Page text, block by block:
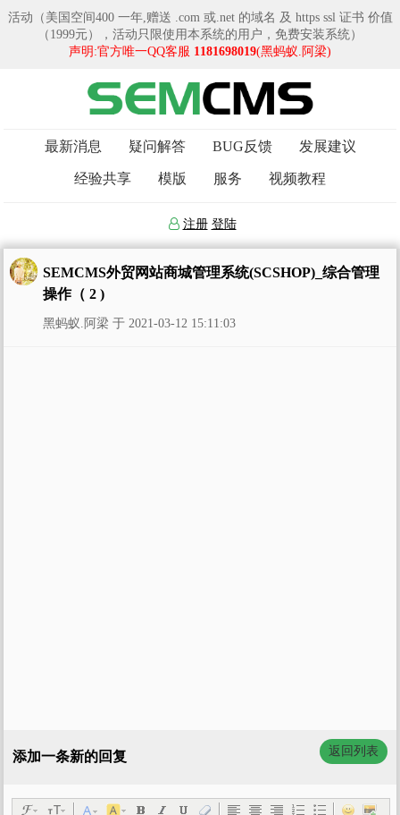
活动（美国空间400 一年,赠送 .com 或.net 的域名 及 https ssl 证书 价值
（1999元），活动只限使用本系统的用户，免费安装系统）
声明:官方唯一QQ客服 1181698019(黑蚂蚁.阿梁)
最新消息 疑问解答 BUG反馈 发展建议
经验共享 模版 服务 视频教程
注册 登陆
SEMCMS外贸网站商城管理系统(SCSHOP)_综合管理
操作（ 2 )
黑蚂蚁.阿梁 于 2021-03-12 15:11:03
添加一条新的回复 返回列表